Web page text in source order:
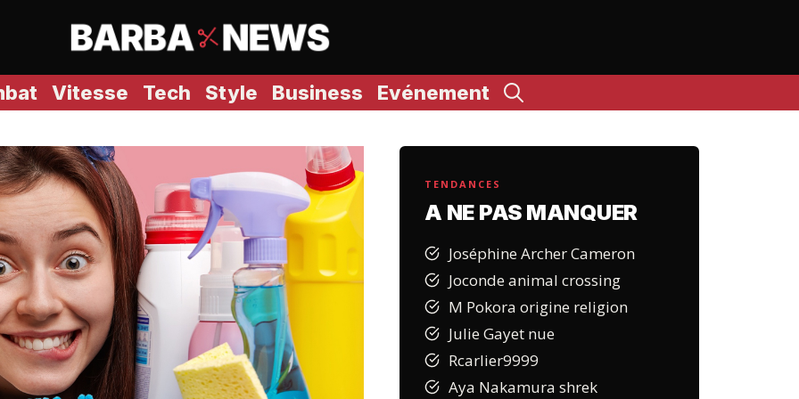
Vitesse Tech Style Business Evénement
TENDANCES
A NE PAS MANQUER
Joséphine Archer Cameron
Joconde animal crossing
M Pokora origine religion
Julie Gayet nue
Rcarlier9999
Aya Nakamura shrek